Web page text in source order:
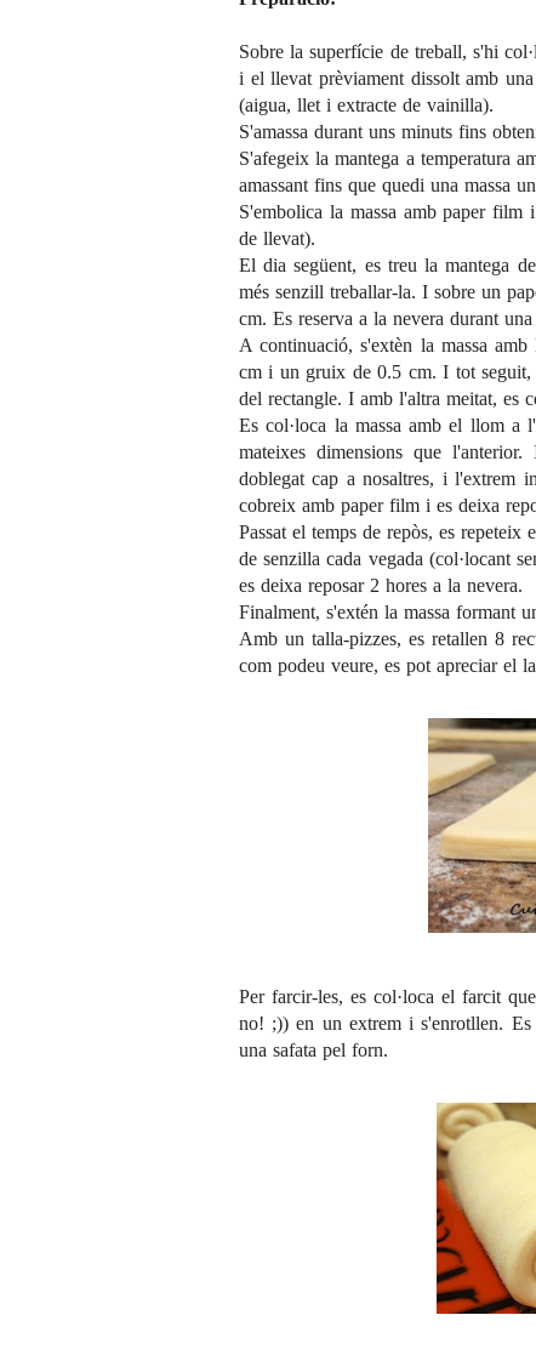
Sobre la superfície de treball, s'hi
i el llevat prèviament dissolt amb
(aigua, llet i extracte de vainilla).
S'amassa durant uns minuts fins
S'afegeix la mantega a temperatura
amassant fins que quedi una massa
S'embolica la massa amb paper
de llevat).
El dia següent, es treu la mantega
més senzill treballar-la. I sobre un
cm. Es reserva a la nevera durant
A continuació, s'extèn la massa
cm i un gruix de 0.5 cm. I tot seguit,
del rectangle. I amb l'altra meitat, es
Es col·loca la massa amb el llom a
mateixes dimensions que
doblegat cap a nosaltres, i l'extrem
cobreix amb paper film i es deixa
Passat el temps de repòs, es
de senzilla cada vegada (col·locant
es deixa reposar 2 hores a la nevera.
Finalment, s'extén la massa formant
Amb un talla-pizzes, es retallen 8
com podeu veure, es pot apreciar el
Per farcir-les, es col·loca el farcit
no! ;)) en un extrem i s'enrotllen.
una safata pel forn.